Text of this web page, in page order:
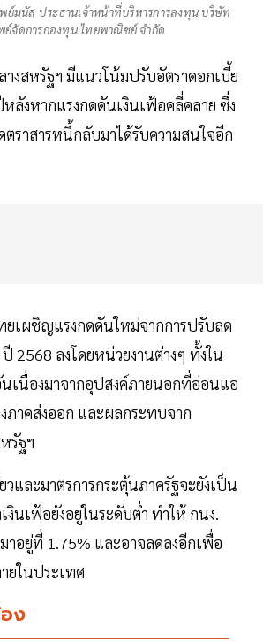
มนัส ประธานเจ้าหน้าที่บริหารการลงทุน บริษัท
ย์จัดการกองทุน ไทยพาณิชย์ จำกัด
างสหรัฐฯ มีแนวโน้มปรับอัตราดอกเบี้ย
หลังหากแรงกดดันเงินเฟ้อคลี่คลาย ซึ่ง
ตราสารหนี้กลับมาได้รับความสนใจอีก
เผชิญแรงกดดันใหม่จากการปรับลด
2568 ลงโดยหน่วยงานต่างๆ ทั้งใน
นเนื่องมาจากอุปสงค์ภายนอกที่อ่อนแอ
ภาคส่งออก และผลกระทบจาก
รัฐฯ
และมาตรการกระตุ้นภาครัฐจะยังเป็น
งินเฟ้อยังอยู่ในระดับต่ำ ทำให้ กนง.
าอยู่ที่ 1.75% และอาจลดลงอีกเพื่อ
ยในประเทศ
ง